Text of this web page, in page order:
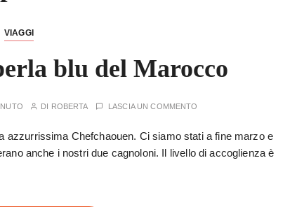
VIAGGI
blu del Marocco
DI ROBERTA LASCIA UN COMMENTO
azzurrissima Chefchaouen. Ci siamo stati a fine marzo e
anche i nostri due cagnoloni. Il livello di accoglienza è